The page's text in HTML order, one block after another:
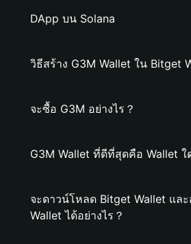
DApp บน Solana
วิธีสร้าง G3M Wallet ใน Bitget
จะซื้อ G3M อย่างไร？
G3M Wallet ที่ดีที่สุดคือ Wallet ใ
จะดาวน์โหลด Bitget Wallet และ
Wallet ได้อย่างไร？